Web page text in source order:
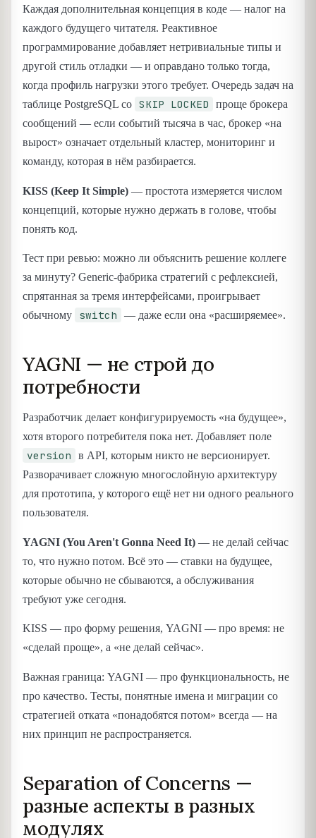
Каждая дополнительная концепция в коде — налог на
каждого будущего читателя. Реактивное
программирование добавляет нетривиальные типы и
другой стиль отладки — и оправдано только тогда,
когда профиль нагрузки этого требует. Очередь задач на
таблице PostgreSQL со SKIP LOCKED
проще брокера
сообщений — если событий тысяча в час, брокер «на
вырост» означает отдельный кластер, мониторинг и
команду, которая в нём разбирается.
KISS (Keep It Simple) — простота измеряется числом
концепций, которые нужно держать в голове, чтобы
понять код.
Тест при ревью: можно ли объяснить решение коллеге
за минуту? Generic-фабрика стратегий с рефлексией,
спрятанная за тремя интерфейсами, проигрывает
обычному
switch — даже если она «расширяемее».
YAGNI — не строй до
потребности
Разработчик делает конфигурируемость «на будущее»,
хотя второго потребителя пока нет. Добавляет поле
version
в API, которым никто не версионирует.
Разворачивает сложную многослойную архитектуру
для прототипа, у которого ещё нет ни одного реального
пользователя.
YAGNI (You Aren't Gonna Need It) — не делай сейчас
то, что нужно потом. Всё это — ставки на будущее,
которые обычно не сбываются, а обслуживания
требуют уже сегодня.
KISS — про форму решения, YAGNI — про время: не
«сделай проще», а «не делай сейчас».
Важная граница: YAGNI — про функциональность, не
про качество. Тесты, понятные имена и миграции со
стратегией отката «понадобятся потом» всегда — на
них принцип не распространяется.
Separation of Concerns —
разные аспекты в разных
модулях